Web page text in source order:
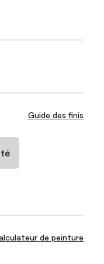
Guide des finis
de peinture